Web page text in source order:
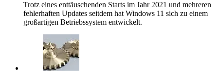
Trotz eines enttäuschenden Starts im Jahr 2021 und mehreren
fehlerhaften Updates seitdem hat Windows 11 sich zu einem
großartigen Betriebssystem entwickelt.